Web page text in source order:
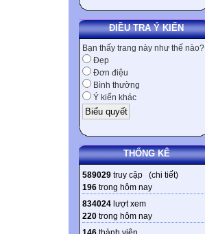
ĐIỀU TRA Ý KIẾN
Bạn thấy trang này như thế nào?
Đẹp
Đơn điệu
Bình thường
Ý kiến khác
THỐNG KÊ
589029 truy cập (chi tiết)
196 trong hôm nay
834024 lượt xem
220 trong hôm nay